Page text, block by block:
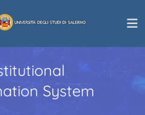
System